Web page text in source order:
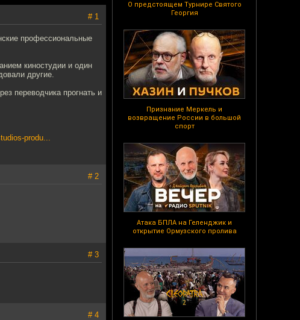
О предстоящем Турнире Святого
Георгия
Признание Меркель и
возвращение России в большой
спорт
Атака БПЛА на Геленджик и
открытие Ормузского пролива
# 1
профессиональные
киностудии и один
другие.
переводчика прогнать и
produ...
# 2
# 3
# 4